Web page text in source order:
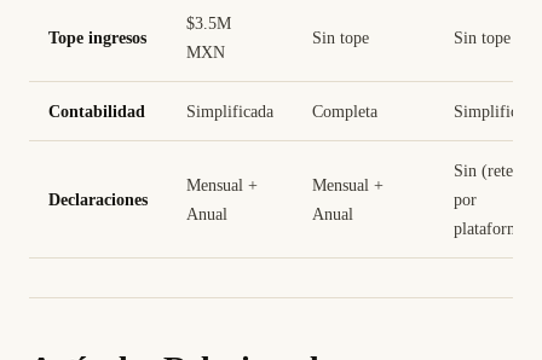
Tope ingresos
$3.5M
MXN
Sin tope Sin tope
Contabilidad Simplificada Completa Simplificada
Declaraciones
Mensual +
Anual
Mensual +
Anual
Sin (retenido
por
plataforma)